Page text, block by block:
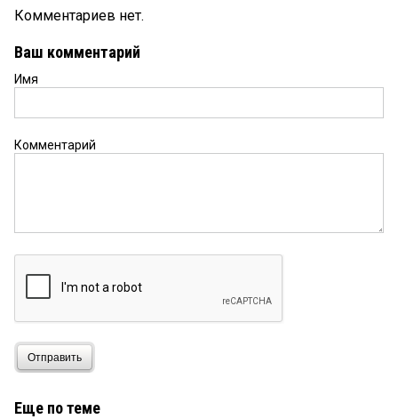
Комментариев нет.
Ваш комментарий
Имя
Комментарий
Отправить
Еще по теме